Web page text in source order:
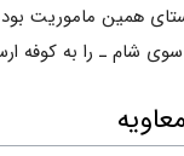
همین ماموریت
شام ـ را به کوفه